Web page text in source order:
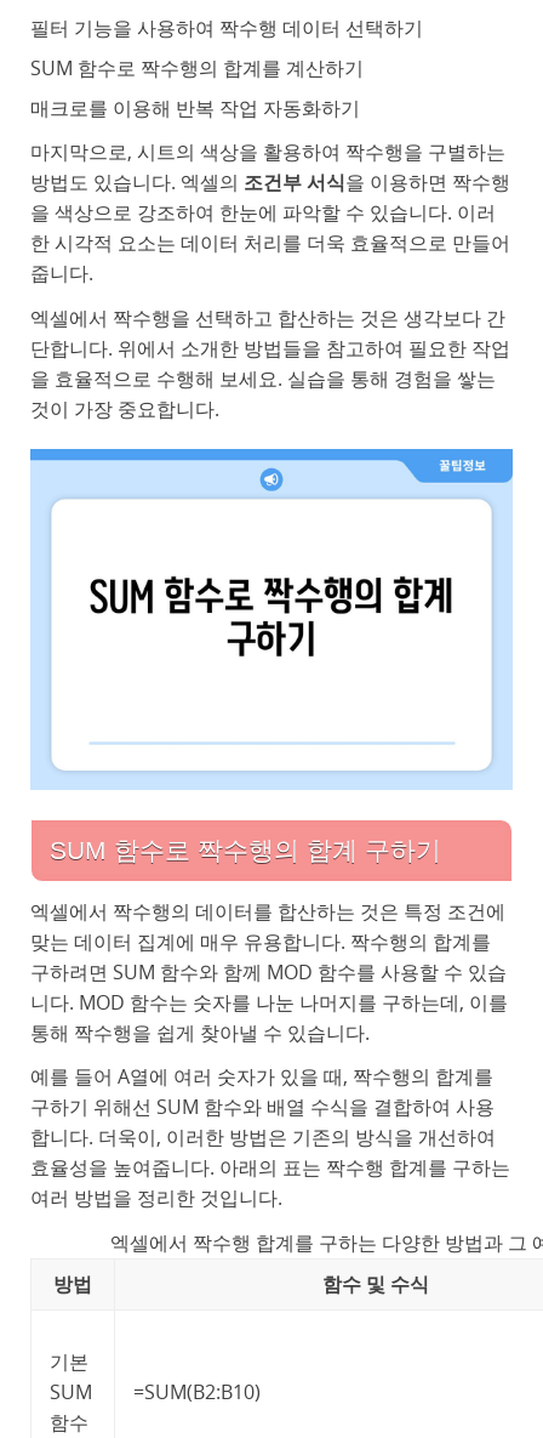
필터 기능을 사용하여 짝수행 데이터 선택하기
SUM 함수로 짝수행의 합계를 계산하기
매크로를 이용해 반복 작업 자동화하기
마지막으로, 시트의 색상을 활용하여 짝수행을 구별하는
방법도 있습니다. 엑셀의 조건부 서식을 이용하면 짝수행
을 색상으로 강조하여 한눈에 파악할 수 있습니다. 이러
한 시각적 요소는 데이터 처리를 더욱 효율적으로 만들어
줍니다.
엑셀에서 짝수행을 선택하고 합산하는 것은 생각보다 간
단합니다. 위에서 소개한 방법들을 참고하여 필요한 작업
을 효율적으로 수행해 보세요. 실습을 통해 경험을 쌓는
것이 가장 중요합니다.
SUM 함수로 짝수행의 합계 구하기
엑셀에서 짝수행의 데이터를 합산하는 것은 특정 조건에
맞는 데이터 집계에 매우 유용합니다. 짝수행의 합계를
구하려면 SUM 함수와 함께 MOD 함수를 사용할 수 있습
니다. MOD 함수는 숫자를 나눈 나머지를 구하는데, 이를
통해 짝수행을 쉽게 찾아낼 수 있습니다.
예를 들어 A열에 여러 숫자가 있을 때, 짝수행의 합계를
구하기 위해선 SUM 함수와 배열 수식을 결합하여 사용
합니다. 더욱이, 이러한 방법은 기존의 방식을 개선하여
효율성을 높여줍니다. 아래의 표는 짝수행 합계를 구하는
여러 방법을 정리한 것입니다.
엑셀에서 짝수행 합계를 구하는 다양한 방법과 그
방법
함수 및 수식
기본
SUM
함수
=SUM(B2:B10)